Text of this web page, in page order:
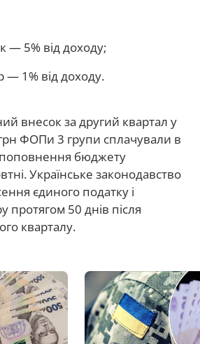
— 5% від доходу;
— 1% від доходу.
внесок за другий квартал у
ФОПи 3 групи сплачували в
бюджету
Українське законодавство
єдиного податку і
протягом 50 днів після
кварталу.